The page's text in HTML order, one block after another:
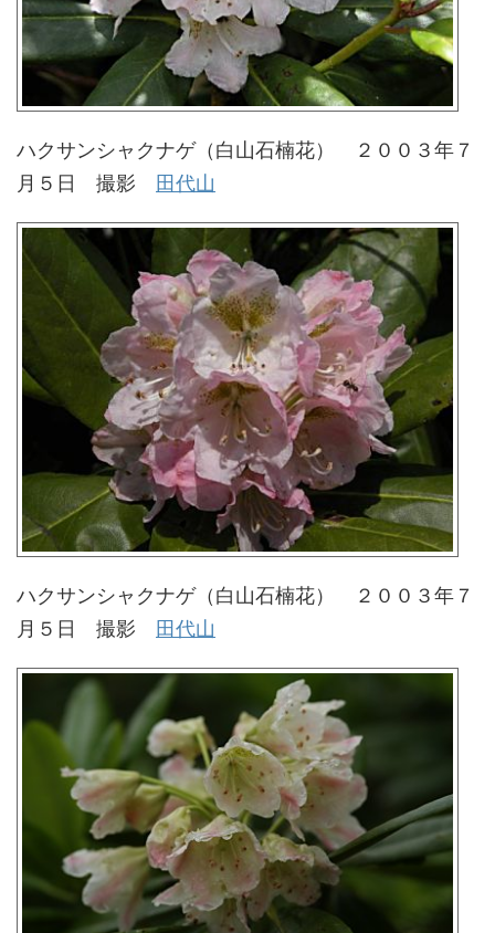
ハクサンシャクナゲ（白山石楠花） ２００３年７
月５日 撮影
田代山
ハクサンシャクナゲ（白山石楠花） ２００３年７
月５日 撮影 田代山